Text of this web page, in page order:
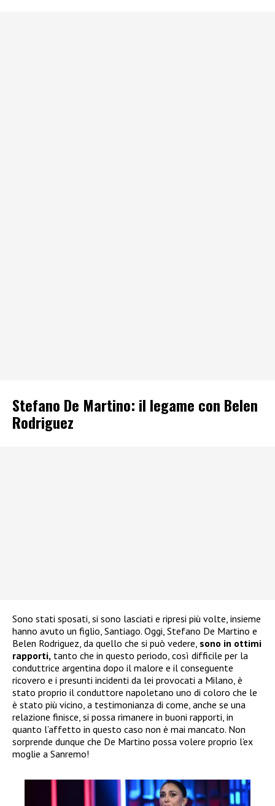
Stefano De Martino: il legame con Belen
Rodriguez
Sono stati sposati, si sono lasciati e ripresi più volte, insieme
hanno avuto un figlio, Santiago. Oggi, Stefano De Martino e
Belen Rodriguez, da quello che si può vedere, sono in ottimi
rapporti, tanto che in questo periodo, così difficile per la
conduttrice argentina dopo il malore e il conseguente
ricovero e i presunti incidenti da lei provocati a Milano, è
stato proprio il conduttore napoletano uno di coloro che le
è stato più vicino, a testimonianza di come, anche se una
relazione finisce, si possa rimanere in buoni rapporti, in
quanto l’affetto in questo caso non è mai mancato. Non
sorprende dunque che De Martino possa volere proprio l’ex
moglie a Sanremo!